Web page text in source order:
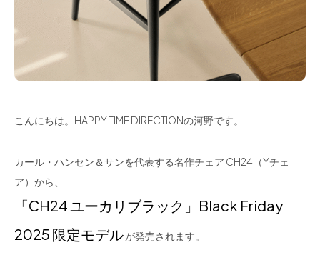
0965-45-9282
こんにちは。HAPPY TIME DIRECTIONの河野です。
カール・ハンセン＆サンを代表する名作チェア CH24（Yチェ
ア）から、
「CH24 ユーカリブラック」Black Friday
2025 限定モデルが発売されます。